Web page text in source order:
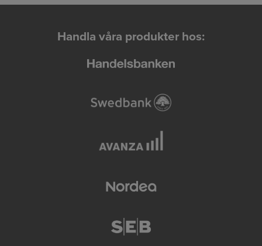
Handla våra produkter hos: